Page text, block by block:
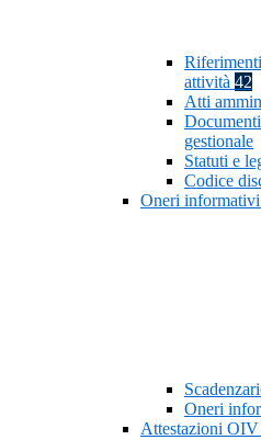
attività 42
Atti
gestionale
Statuti e
Codice
Oneri
Oneri
Attestazioni OIV